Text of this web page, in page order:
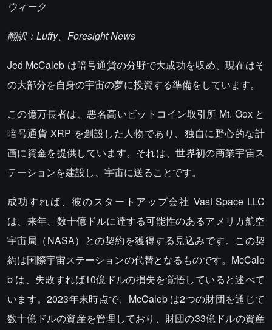
ウィーク
翻訳：Luffy、Foresight News
Jed McCaleb は暗号通貨の分野で大成功を収め、現在はそ
の大部分を自身の宇宙の夢に投資する準備をしています。
この億万長者は、悪名高いビットコイン取引所 Mt. Gox と
暗号通貨 XRP を創設した人物であり、独自に野心的な計
画に資金を提供しています。それは、世界初の商業宇宙ス
テーションを建設し、宇宙に送ることです。
成功すれば、彼のスタートアップ会社 Vast Space LLC
は、来年、数十億ドルに達する可能性のあるアメリカ航空
宇宙局（NASA）との契約を獲得する見込みです。この契
約は国際宇宙ステーションの代替となるものです。McCale
b は、失敗すれば10億ドルの損失を覚悟していると述べて
います。2023年末時点で、McCaleb は2つの財団を通じて
数十億ドルの資産を管理しており、財団の33億ドルの資産